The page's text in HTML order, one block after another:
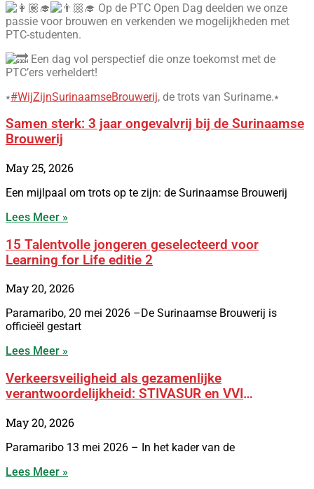
Op de PTC Open Dag deelden we onze
passie voor brouwen en verkenden we mogelijkheden met
PTC-studenten.
Een dag vol perspectief die onze toekomst met de
PTC’ers verheldert!
⭑#WijZijnSurinaamseBrouwerij, de trots van Suriname.⭑
Samen sterk: 3 jaar ongevalvrij bij de Surinaamse
Brouwerij
May 25, 2026
Een mijlpaal om trots op te zijn: de Surinaamse Brouwerij
Lees Meer »
15 Talentvolle jongeren geselecteerd voor
Learning for Life editie 2
May 20, 2026
Paramaribo, 20 mei 2026 –De Surinaamse Brouwerij is
officieël gestart
Lees Meer »
Verkeersveiligheid als gezamenlijke
verantwoordelijkheid: STIVASUR en VVI
May 20, 2026
Paramaribo 13 mei 2026 – In het kader van de
Lees Meer »